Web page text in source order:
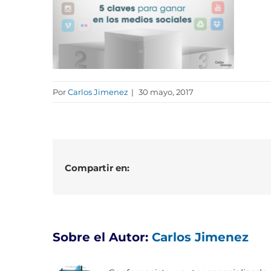
PorCarlos Jimenez | 30 mayo, 2017
Compartir en:
Sobre el Autor: Carlos Jimenez